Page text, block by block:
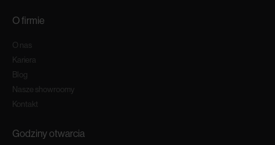
O firmie
O nas
Kariera
Blog
Nasze showroomy
Kontakt
Godziny otwarcia